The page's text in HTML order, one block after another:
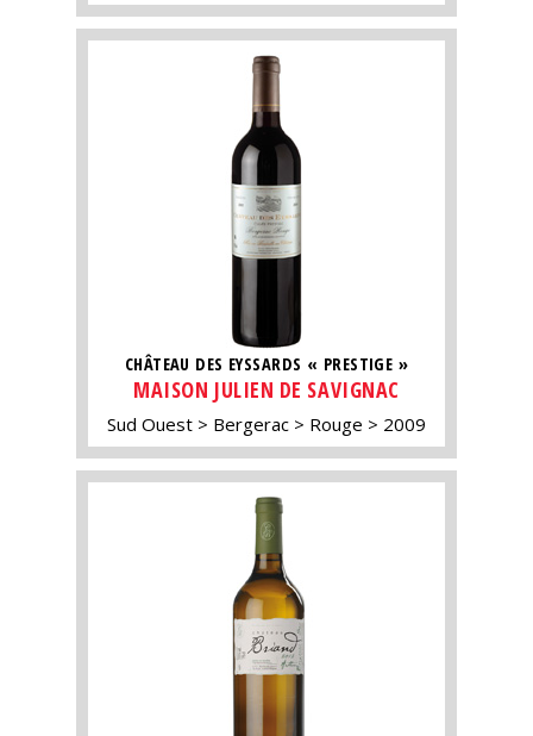
CHÂTEAU DES EYSSARDS « PRESTIGE »
MAISON JULIEN DE SAVIGNAC
Sud Ouest Bergerac Rouge 2009